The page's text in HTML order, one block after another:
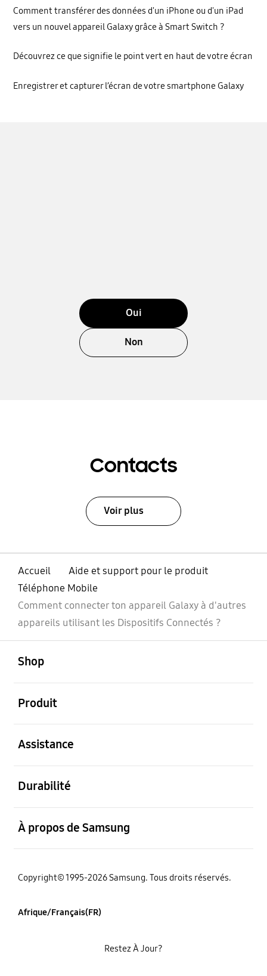
Comment transférer des données d'un iPhone ou d'un iPad
vers un nouvel appareil Galaxy grâce à Smart Switch ?
Découvrez ce que signifie le point vert en haut de votre écran
Enregistrer et capturer l’écran de votre smartphone Galaxy
Oui
Non
Contacts
Voir plus
Accueil
Aide et support pour le produit
Téléphone Mobile
Comment connecter ton appareil Galaxy à d'autres
appareils utilisant les Dispositifs Connectés ?
Shop
Produit
Assistance
Durabilité
À propos de Samsung
Copyright© 1995-2026 Samsung. Tous droits réservés.
Afrique/Français(FR)
Restez À Jour?